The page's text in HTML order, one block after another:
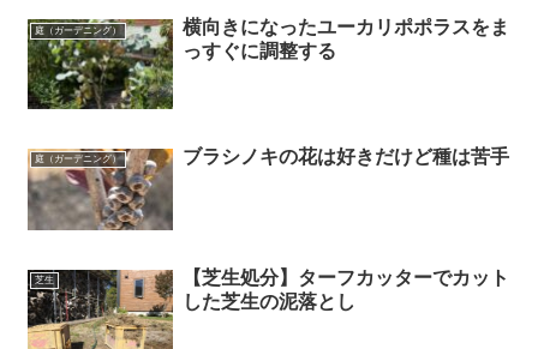
庭（ガーデニング）
横向きになったユーカリポポラスをま
っすぐに調整する
庭（ガーデニング） ブラシノキの花は好きだけど種は苦手
芝生
【芝生処分】ターフカッターでカット
した芝生の泥落とし